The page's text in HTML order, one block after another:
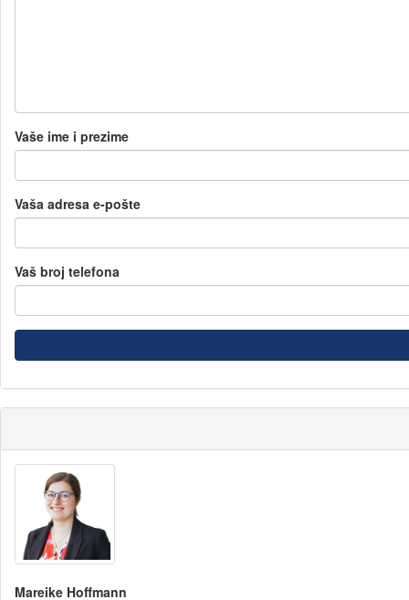
Vaše ime i prezime
Vaša adresa e-pošte
Vaš broj telefona
Mareike Hoffmann